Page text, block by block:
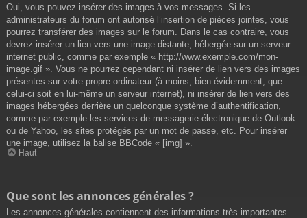
Oui, vous pouvez insérer des images à vos messages. Si les
administrateurs du forum ont autorisé l’insertion de pièces jointes, vous
pourrez transférer des images sur le forum. Dans le cas contraire, vous
devrez insérer un lien vers une image distante, hébergée sur un serveur
internet public, comme par exemple « http://www.exemple.com/mon-
image.gif ». Vous ne pourrez cependant ni insérer de lien vers des images
présentes sur votre propre ordinateur (à moins, bien évidemment, que
celui-ci soit en lui-même un serveur internet), ni insérer de lien vers des
images hébergées derrière un quelconque système d’authentification,
comme par exemple les services de messagerie électronique de Outlook
ou de Yahoo, les sites protégés par un mot de passe, etc. Pour insérer
une image, utilisez la balise BBCode « [img] ».
Haut
Que sont les annonces générales ?
Les annonces générales contiennent des informations très importantes